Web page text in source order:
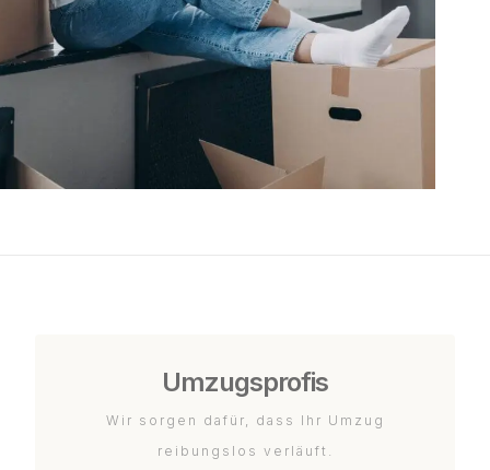
Umzugsprofis
Wir sorgen dafür, dass Ihr Umzug
reibungslos verläuft.